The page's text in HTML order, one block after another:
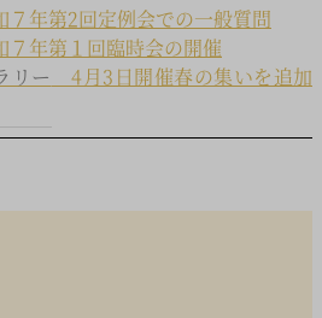
年第2回定例会での一般質問
年第１回臨時会の開催
リー
4月3日開催春の集いを追加